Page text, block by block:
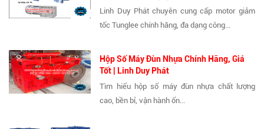
Linh Duy Phát chuyên cung cấp motor giảm
tốc Tunglee chính hãng, đa dạng công...
Hộp Số Máy Đùn Nhựa Chính Hãng, Giá
Tốt | Linh Duy Phát
Tìm hiểu hộp số máy đùn nhựa chất lượng
cao, bền bỉ, vận hành ổn...